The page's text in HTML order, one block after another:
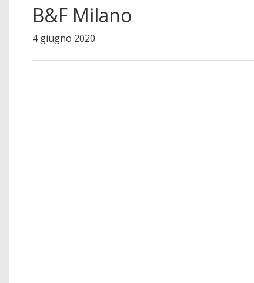
B&F Milano
4 giugno 2020